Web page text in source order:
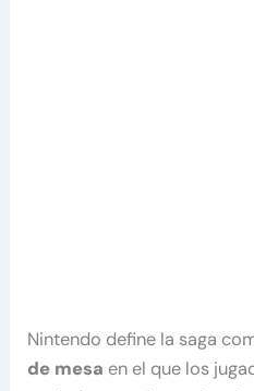
Nintendo define la saga
de mesa en el que los